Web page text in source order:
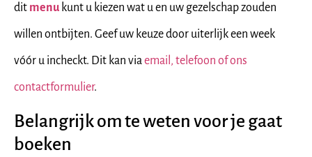
dit menu kunt u kiezen wat u en uw gezelschap zouden
willen ontbijten. Geef uw keuze door uiterlijk een week
vóór u incheckt. Dit kan via email, telefoon of ons
contactformulier.
Belangrijk om te weten voor je gaat
boeken